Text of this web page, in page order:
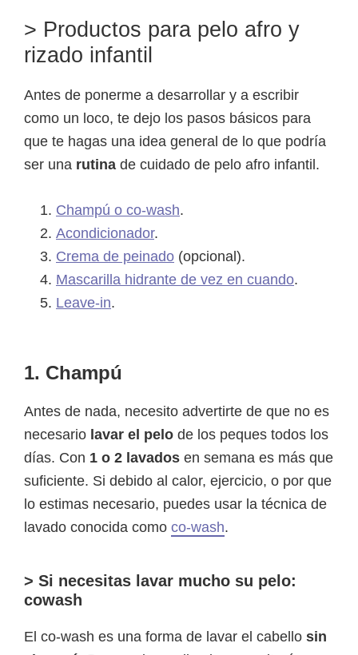
> Productos para pelo afro y
rizado infantil
Antes de ponerme a desarrollar y a escribir
como un loco, te dejo los pasos básicos para
que te hagas una idea general de lo que podría
ser una rutina de cuidado de pelo afro infantil.
Champú o co-wash.
Acondicionador.
Crema de peinado (opcional).
Mascarilla hidrante de vez en cuando.
Leave-in.
1. Champú
Antes de nada, necesito advertirte de que no es
necesario lavar el pelo de los peques todos los
días. Con 1 o 2 lavados en semana es más que
suficiente. Si debido al calor, ejercicio, o por que
lo estimas necesario, puedes usar la técnica de
lavado conocida como co-wash.
> Si necesitas lavar mucho su pelo:
cowash
El co-wash es una forma de lavar el cabello sin